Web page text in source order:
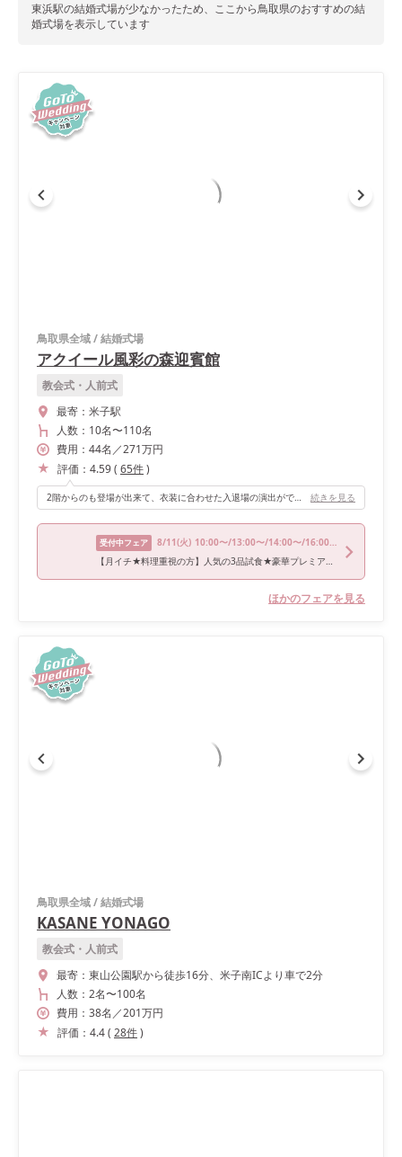
東浜駅の結婚式場が少なかったため、ここから鳥取県のおすすめの結
婚式場を表示しています
鳥取県全域/結婚式場
アクイール風彩の森迎賓館
教会式・人前式
最寄： 米子駅
人数： 10名〜110名
費用： 44名 ／271万円
評価： 4.59( 65件)
2階からのも登場が出来て、衣装に合わせた入退場の演出ができます！ また、天井が高くとっても広々とした空間でパーティすることができます！ 続きを見る
受付中フェア 8/11(火) 10:00〜/13:00〜/14:00〜/16:00〜/18:00〜
【月イチ★料理重視の方】人気の3品試食★豪華プレミアムフェア
ほかのフェアを見る
鳥取県全域/結婚式場
KASANE YONAGO
教会式・人前式
最寄： 東山公園駅から徒歩16分、米子南ICより車で2分
人数： 2名〜100名
費用： 38名 ／201万円
評価： 4.4( 28件)